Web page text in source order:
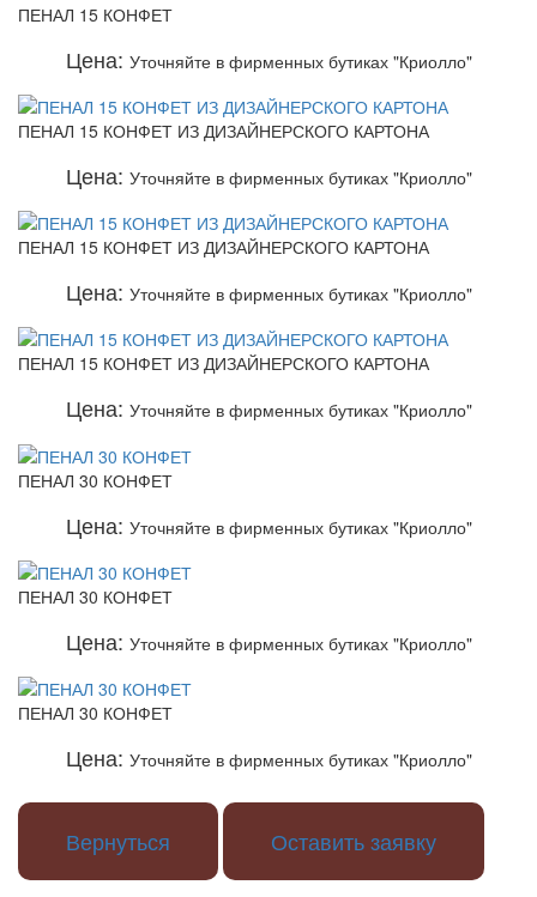
ПЕНАЛ 15 КОНФЕТ
Цена: Уточняйте в фирменных бутиках "Криолло"
ПЕНАЛ 15 КОНФЕТ ИЗ ДИЗАЙНЕРСКОГО КАРТОНА
Цена: Уточняйте в фирменных бутиках "Криолло"
ПЕНАЛ 15 КОНФЕТ ИЗ ДИЗАЙНЕРСКОГО КАРТОНА
Цена: Уточняйте в фирменных бутиках "Криолло"
ПЕНАЛ 15 КОНФЕТ ИЗ ДИЗАЙНЕРСКОГО КАРТОНА
Цена: Уточняйте в фирменных бутиках "Криолло"
ПЕНАЛ 30 КОНФЕТ
Цена: Уточняйте в фирменных бутиках "Криолло"
ПЕНАЛ 30 КОНФЕТ
Цена: Уточняйте в фирменных бутиках "Криолло"
ПЕНАЛ 30 КОНФЕТ
Цена: Уточняйте в фирменных бутиках "Криолло"
Вернуться Оставить заявку